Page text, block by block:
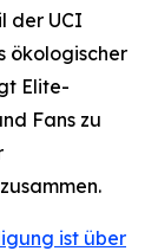
der UCI
ökologischer
Elite-
Fans zu
ist über